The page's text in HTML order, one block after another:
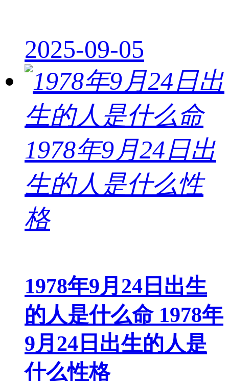
2025-09-05
1978年9月24日出生
的人是什么命 1978年
9月24日出生的人是
什么性格